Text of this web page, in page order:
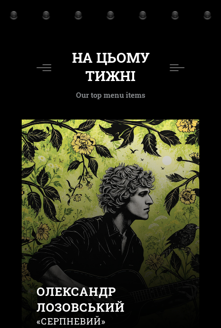
НА ЦЬОМУ
ТИЖНІ
Our top menu items
ОЛЕКСАНДР
ЛОЗОВСЬКИЙ
«СЕРПНЕВИЙ»